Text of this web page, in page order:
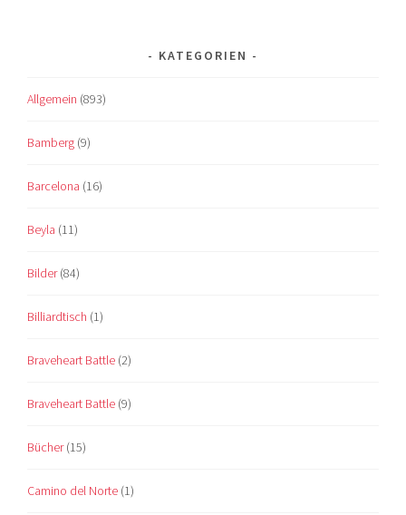
KATEGORIEN
Allgemein (893)
Bamberg (9)
Barcelona (16)
Beyla (11)
Bilder(84)
Billiardtisch (1)
Braveheart Battle (2)
Braveheart Battle (9)
Bücher(15)
Camino del Norte (1)